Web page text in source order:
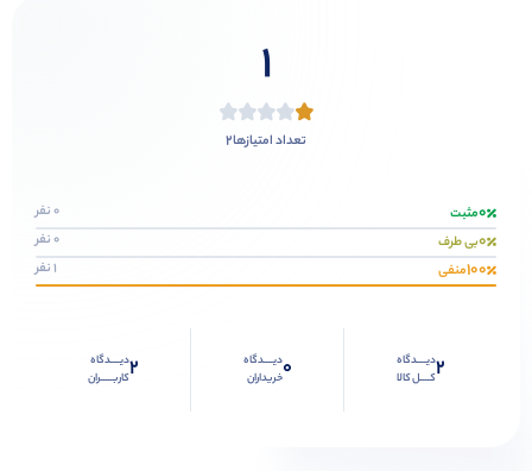
1
تعداد امتیازها2
0مثبت 0 نفر
0بی طرف 0 نفر
100منفی 1 نفر
2دیــــدگاه
کــــل کالا
0دیــــدگاه
خریداران
2دیــــدگاه
کاربـــــران